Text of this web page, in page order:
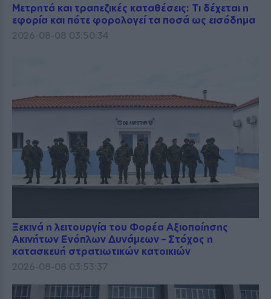
Μετρητά και τραπεζικές καταθέσεις: Τι δέχεται η
εφορία και πότε φορολογεί τα ποσά ως εισόδημα
2026-08-08 03:50:34
Ξεκινά η λειτουργία του Φορέα Αξιοποίησης
Ακινήτων Ενόπλων Δυνάμεων – Στόχος η
κατασκευή στρατιωτικών κατοικιών
2026-08-08 03:53:37